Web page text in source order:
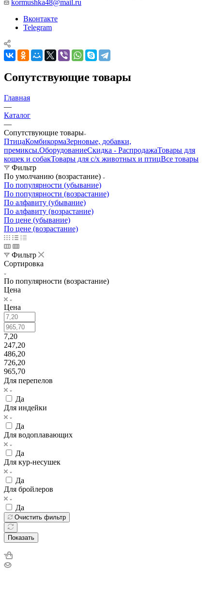
kormushka48@mail.ru
Вконтакте
Telegram
Сопутствующие товары
Главная
—
Каталог
—
Сопутствующие товары
ПтицаКомбикормаЗерновые, добавки,
премиксы.ОборудованиеСкидка - РаспродажаТовары для
кошек и собакТовары для с/х животных и птицВсе товары
Фильтр
По умолчанию (возрастание)
По популярности (убывание)
По популярности (возрастание)
По алфавиту (убывание)
По алфавиту (возрастание)
По цене (убывание)
По цене (возрастание)
Фильтр
Сортировка
По популярности (возрастание)
Цена
Цена
7,20
247,20
486,20
726,20
965,70
Для перепелов
Да
Для индейки
Да
Для водоплавающих
Да
Для кур-несушек
Да
Для бройлеров
Да
Очистить фильтр
Показать